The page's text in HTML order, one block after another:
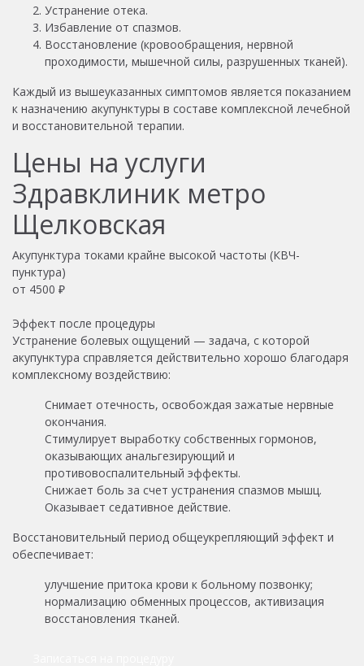
Устранение отека.
Избавление от спазмов.
Восстановление (кровообращения, нервной
проходимости, мышечной силы, разрушенных тканей).
Каждый из вышеуказанных симптомов является показанием
к назначению акупунктуры в составе комплексной лечебной
и восстановительной терапии.
Цены на услуги
Здравклиник метро
Щелковская
Акупунктура токами крайне высокой частоты (КВЧ-
пунктура)
от 4500 ₽
Эффект после процедуры
Устранение болевых ощущений — задача, с которой
акупунктура справляется действительно хорошо благодаря
комплексному воздействию:
Снимает отечность, освобождая зажатые нервные
окончания.
Стимулирует выработку собственных гормонов,
оказывающих анальгезирующий и
противовоспалительный эффекты.
Снижает боль за счет устранения спазмов мышц.
Оказывает седативное действие.
Восстановительный период общеукрепляющий эффект и
обеспечивает:
улучшение притока крови к больному позвонку;
нормализацию обменных процессов, активизация
восстановления тканей.